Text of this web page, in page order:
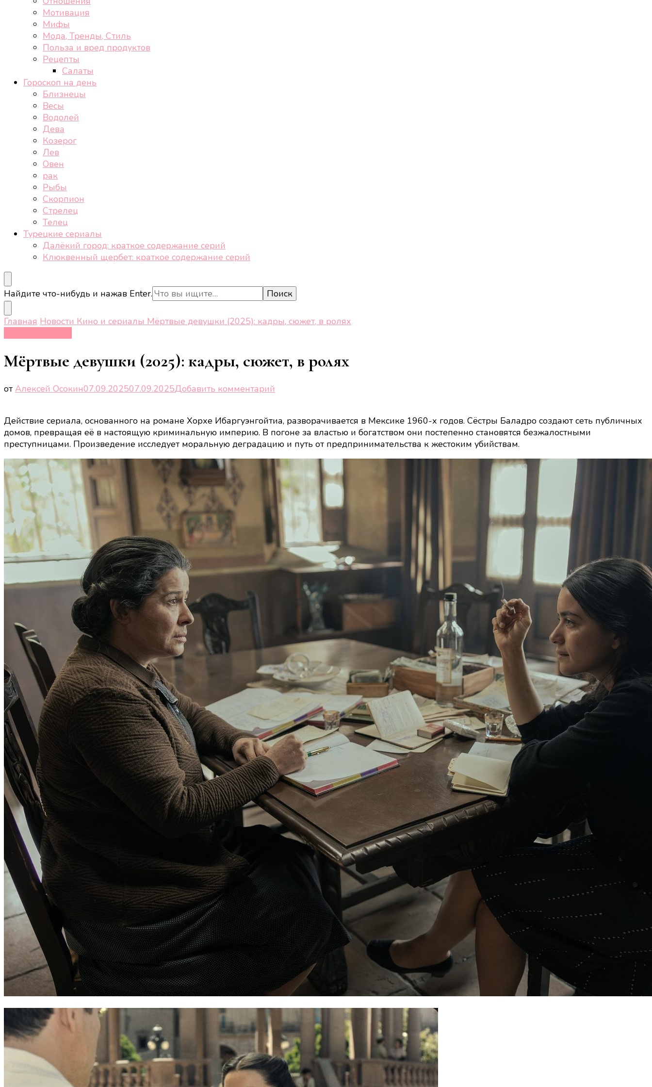
Мотивация
Мифы
Мода, Тренды, Стиль
Польза и вред продуктов
Рецепты
Салаты
Гороскоп на день
Близнецы
Весы
Водолей
Дева
Козерог
Лев
Овен
рак
Рыбы
Скорпион
Стрелец
Телец
Турецкие сериалы
Далёкий город: краткое содержание серий
Клюквенный щербет: краткое содержание серий
Ищите
что-
то?
Найдите что-нибудь и нажав Enter.
Главная Новости Кино и сериалы Мёртвые девушки (2025): кадры, сюжет, в ролях
Мёртвые девушки (2025): кадры, сюжет, в ролях
от Алексей Осокин07.09.202507.09.2025Добавить комментарий
девушки
(2025):
кадры,
сюжет,
в
ролях
Действие сериала, основанного на романе Хорхе Ибаргуэнгойтиа, разворачивается в Мексике 1960-х годов. Сёстры Баладро создают сеть публичных
домов, превращая её в настоящую криминальную империю. В погоне за властью и богатством они постепенно становятся безжалостными
преступницами. Произведение исследует моральную деградацию и путь от предпринимательства к жестоким убийствам.